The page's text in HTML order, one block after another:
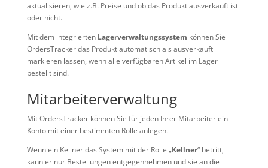
aktualisieren, wie z.B. Preise und ob das Produkt ausverkauft ist
oder nicht.
Mit dem integrierten Lagerverwaltungssystem können Sie
OrdersTracker das Produkt automatisch als ausverkauft
markieren lassen, wenn alle verfügbaren Artikel im Lager
bestellt sind.
Mitarbeiterverwaltung
Mit OrdersTracker können Sie für jeden Ihrer Mitarbeiter ein
Konto mit einer bestimmten Rolle anlegen.
Wenn ein Kellner das System mit der Rolle „Kellner“ betritt,
kann er nur Bestellungen entgegennehmen und sie an die